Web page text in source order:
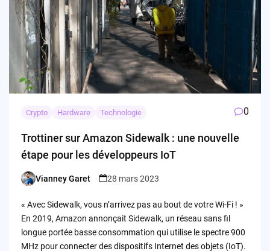
Crypto Hardware Technologie 0
Trottiner sur Amazon Sidewalk : une nouvelle
étape pour les développeurs IoT
Posted
Vianney Garet 28 mars 2023
« Avec Sidewalk, vous n’arrivez pas au bout de votre Wi-Fi ! »
En 2019, Amazon annonçait Sidewalk, un réseau sans fil
longue portée basse consommation qui utilise le spectre 900
MHz pour connecter des dispositifs Internet des objets (IoT).